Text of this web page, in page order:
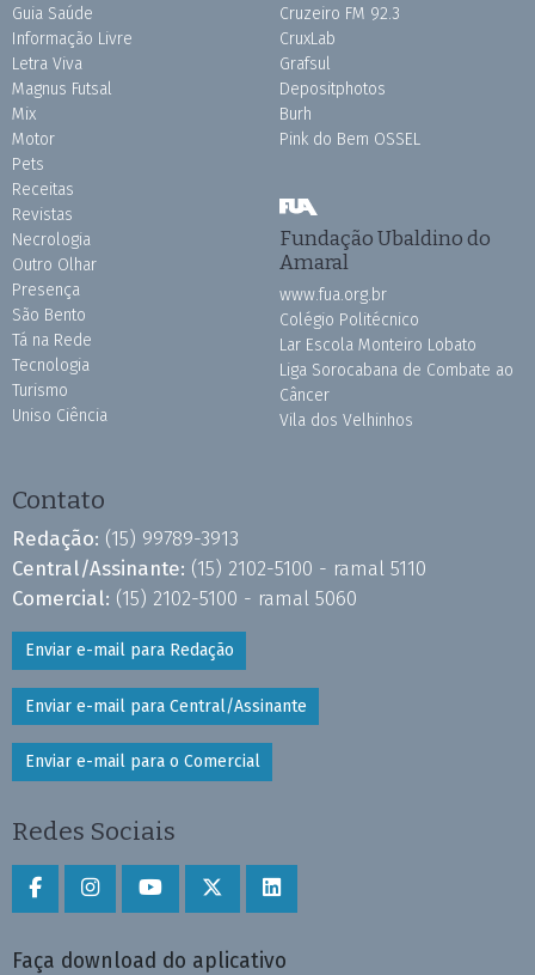
Guia Saúde
Informação Livre
Letra Viva
Magnus Futsal
Mix
Motor
Pets
Receitas
Revistas
Necrologia
Outro Olhar
Presença
São Bento
Tá na Rede
Tecnologia
Turismo
Uniso Ciência
Cruzeiro FM 92.3
CruxLab
Grafsul
Depositphotos
Burh
Pink do Bem OSSEL
Fundação Ubaldino do
Amaral
www.fua.org.br
Colégio Politécnico
Lar Escola Monteiro Lobato
Liga Sorocabana de Combate ao
Câncer
Vila dos Velhinhos
Contato
Redação: (15) 99789-3913
Central/Assinante: (15) 2102-5100 - ramal 5110
Comercial: (15) 2102-5100 - ramal 5060
Enviar e-mail para Redação
Enviar e-mail para Central/Assinante
Enviar e-mail para o Comercial
Redes Sociais
Faça download do aplicativo